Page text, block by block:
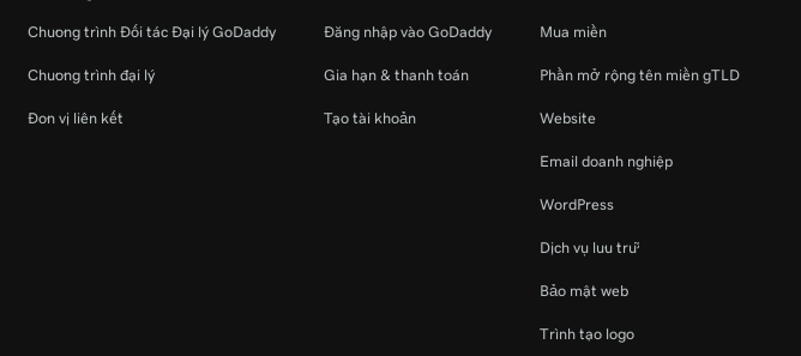
Chương trình Đối tác Đại lý GoDaddy
Chương trình đại lý
Đơn vị liên kết
Đăng nhập vào GoDaddy
Gia hạn & thanh toán
Tạo tài khoản
Mua miền
Phần mở rộng tên miền gTLD
Website
Email doanh nghiệp
WordPress
Dịch vụ lưu trữ
Bảo mật web
Trình tạo logo